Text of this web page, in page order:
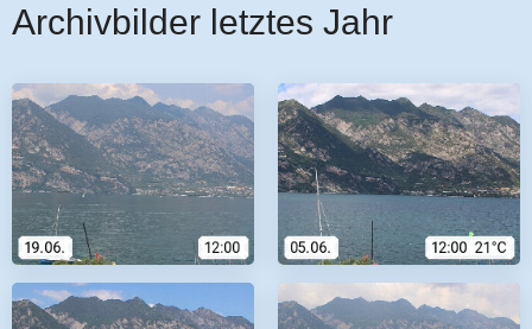
Archivbilder letztes Jahr